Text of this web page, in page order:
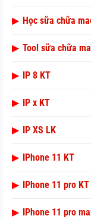
▶ Học sữa chữa
▶ Tool sữa chữa
▶ IP 8 KT
▶ IP x KT
▶ IP XS LK
▶ IPhone 11 KT
▶ IPhone 11 pro KT
▶ IPhone 11 pro